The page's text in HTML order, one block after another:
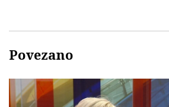
Povezano